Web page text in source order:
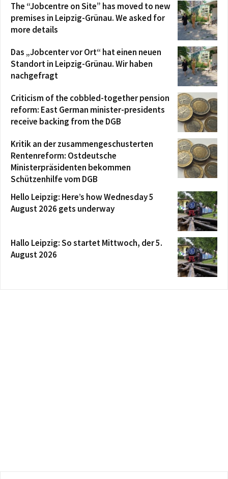
The “Jobcentre on Site” has moved to new
premises in Leipzig-Grünau. We asked for
more details
Das „Jobcenter vor Ort“ hat einen neuen
Standort in Leipzig-Grünau. Wir haben
nachgefragt
Criticism of the cobbled-together pension
reform: East German minister-presidents
receive backing from the DGB
Kritik an der zusammengeschusterten
Rentenreform: Ostdeutsche
Ministerpräsidenten bekommen
Schützenhilfe vom DGB
Hello Leipzig: Here’s how Wednesday 5
August 2026 gets underway
Hallo Leipzig: So startet Mittwoch, der 5.
August 2026